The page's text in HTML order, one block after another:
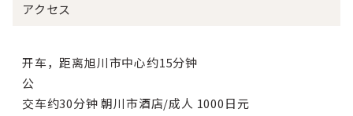
アクセス
开车，距离旭川市中心约15分钟
公
交车约30分钟 朝川市酒店/成人 1000日元